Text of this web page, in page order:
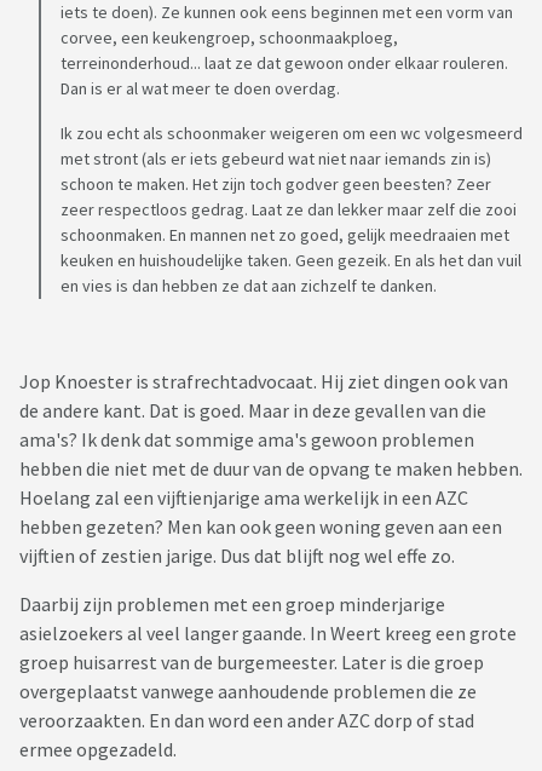
iets te doen). Ze kunnen ook eens beginnen met een vorm van
corvee, een keukengroep, schoonmaakploeg,
terreinonderhoud... laat ze dat gewoon onder elkaar rouleren.
Dan is er al wat meer te doen overdag.
Ik zou echt als schoonmaker weigeren om een wc volgesmeerd
met stront (als er iets gebeurd wat niet naar iemands zin is)
schoon te maken. Het zijn toch godver geen beesten? Zeer
zeer respectloos gedrag. Laat ze dan lekker maar zelf die zooi
schoonmaken. En mannen net zo goed, gelijk meedraaien met
keuken en huishoudelijke taken. Geen gezeik. En als het dan vuil
en vies is dan hebben ze dat aan zichzelf te danken.
Jop Knoester is strafrechtadvocaat. Hij ziet dingen ook van
de andere kant. Dat is goed. Maar in deze gevallen van die
ama's? Ik denk dat sommige ama's gewoon problemen
hebben die niet met de duur van de opvang te maken hebben.
Hoelang zal een vijftienjarige ama werkelijk in een AZC
hebben gezeten? Men kan ook geen woning geven aan een
vijftien of zestien jarige. Dus dat blijft nog wel effe zo.
Daarbij zijn problemen met een groep minderjarige
asielzoekers al veel langer gaande. In Weert kreeg een grote
groep huisarrest van de burgemeester. Later is die groep
overgeplaatst vanwege aanhoudende problemen die ze
veroorzaakten. En dan word een ander AZC dorp of stad
ermee opgezadeld.